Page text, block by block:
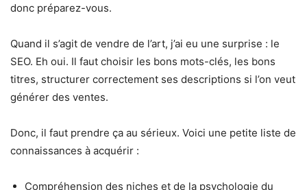
donc préparez-vous.
Quand il s’agit de vendre de l’art, j’ai eu une surprise : le
SEO. Eh oui. Il faut choisir les bons mots-clés, les bons
titres, structurer correctement ses descriptions si l’on veut
générer des ventes.
Donc, il faut prendre ça au sérieux. Voici une petite liste de
connaissances à acquérir :
Compréhension des niches et de la psychologie du